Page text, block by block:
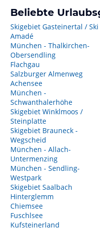
Beliebte
Skigebiet Gasteinertal / Ski
Amadé
München - Thalkirchen-
Obersendling
Flachgau
Salzburger Almenweg
Achensee
München -
Schwanthalerhöhe
Skigebiet Winklmoos /
Steinplatte
Skigebiet Brauneck -
Wegscheid
München - Allach-
Untermenzing
München - Sendling-
Westpark
Skigebiet Saalbach
Hinterglemm
Chiemsee
Fuschlsee
Kufsteinerland